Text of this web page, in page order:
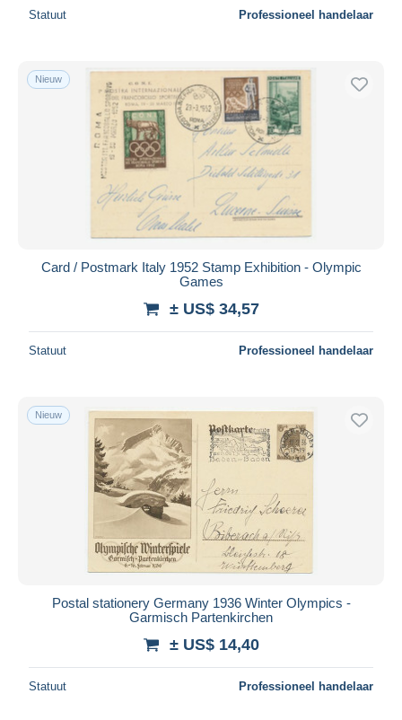
Statuut Professioneel handelaar
Nieuw
Card / Postmark Italy 1952 Stamp Exhibition - Olympic
Games
± US$ 34,57
Statuut Professioneel handelaar
Nieuw
Postal stationery Germany 1936 Winter Olympics -
Garmisch Partenkirchen
± US$ 14,40
Statuut Professioneel handelaar